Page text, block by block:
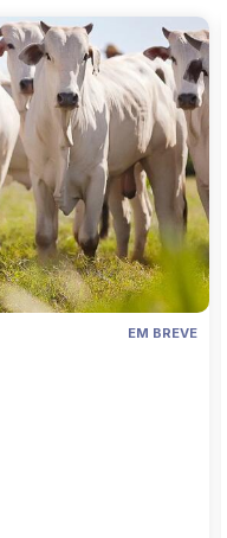
R$
Pesquisar
EM BREVE